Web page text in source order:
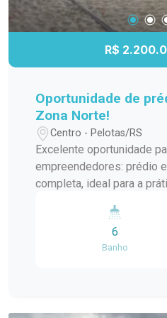
R$
Oportunidade de
Zona Norte!
Centro - Pelotas/RS
Excelente oportunidade
empreendedores: prédio
completa, ideal para a
masculino e feminino,
Vestiários para atender o
6
Banho